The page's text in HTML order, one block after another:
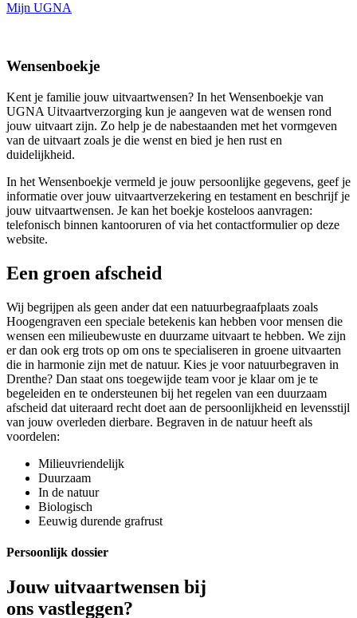
Mijn UGNA
Wensenboekje
Kent je familie jouw uitvaartwensen? In het Wensenboekje van
UGNA Uitvaartverzorging kun je aangeven wat de wensen rond
jouw uitvaart zijn. Zo help je de nabestaanden met het vormgeven
van de uitvaart zoals je die wenst en bied je hen rust en
duidelijkheid.
In het Wensenboekje vermeld je jouw persoonlijke gegevens, geef je
informatie over jouw uitvaartverzekering en testament en beschrijf je
jouw uitvaartwensen. Je kan het boekje kosteloos aanvragen:
telefonisch binnen kantooruren of via het contactformulier op deze
website.
Een groen afscheid
Wij begrijpen als geen ander dat een natuurbegraafplaats zoals
Hoogengraven een speciale betekenis kan hebben voor mensen die
wensen een milieubewuste en duurzame uitvaart te hebben. We zijn
er dan ook erg trots op om ons te specialiseren in groene uitvaarten
die in harmonie zijn met de natuur. Kies je voor natuurbegraven in
Drenthe? Dan staat ons toegewijde team voor je klaar om je te
begeleiden en te ondersteunen bij het regelen van een duurzaam
afscheid dat uiteraard recht doet aan de persoonlijkheid en levensstijl
van jouw overleden dierbare. Begraven in de natuur heeft als
voordelen:
Milieuvriendelijk
Duurzaam
In de natuur
Biologisch
Eeuwig durende grafrust
Persoonlijk dossier
Jouw uitvaartwensen bij
ons vastleggen?